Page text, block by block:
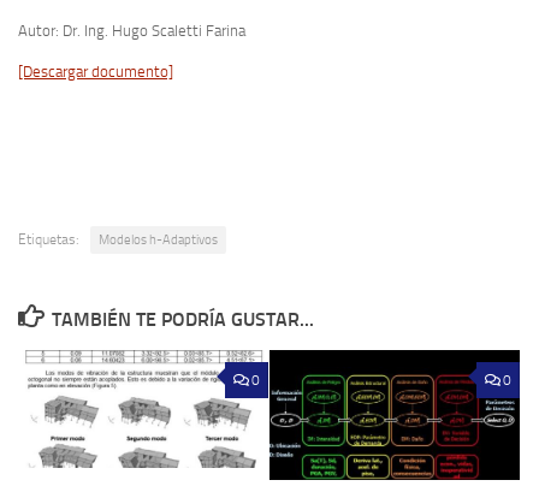
Autor: Dr. Ing. Hugo Scaletti Farina
[Descargar documento]
Etiquetas: Modelos h-Adaptivos
TAMBIÉN TE PODRÍA GUSTAR...
0 0